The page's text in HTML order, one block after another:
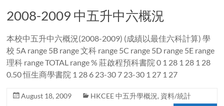
2008-2009 中五升中六概況
本校中五升中六概況(2008-2009) (成績以最佳六科計算) 學
校 5A range 5B range 文科 range 5C range 5D range 5E range
理科 range TOTAL range % 莊啟程預科書院 0 1 28 1 28 1 28
0.50 恒生商學書院 1 28 6 23-30 7 23-30 1 27 1 27
August 18, 2009 HKCEE 中五升學概況, 資料/統計